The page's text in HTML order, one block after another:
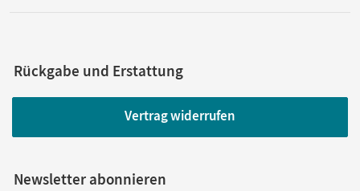
Rückgabe und Erstattung
Vertrag widerrufen
Newsletter abonnieren